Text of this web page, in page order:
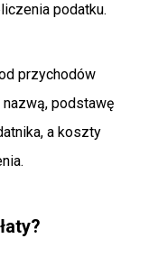
podatku.
przychodów
podstawę
a koszty